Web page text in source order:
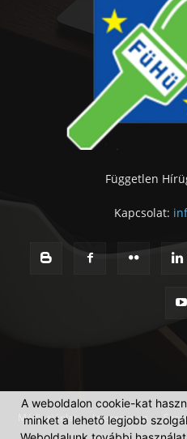
Független
Kapcsolat:
Médiaajánlat Impresszum
A weboldalon cookie-kat
minket a lehető legjobb